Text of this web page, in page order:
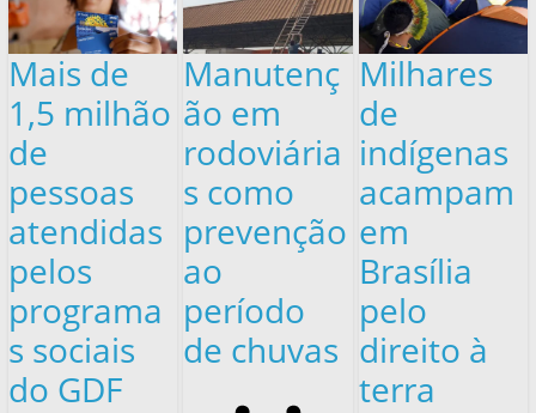
Mais de
1,5 milhão
de
pessoas
atendidas
pelos
programa
s sociais
do GDF
Manutenç
ão em
rodoviária
s como
prevenção
ao
período
de chuvas
Milhares
de
indígenas
acampam
em
Brasília
pelo
direito à
terra